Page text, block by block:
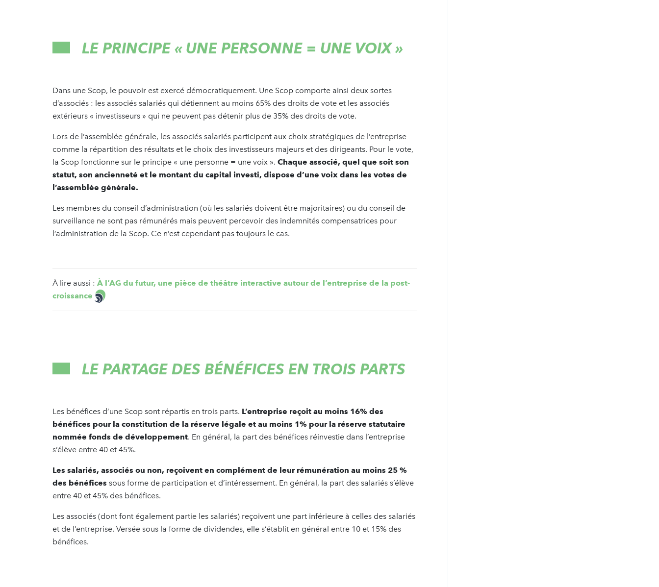
LE PRINCIPE « UNE PERSONNE = UNE VOIX»
Dans une Scop, le pouvoir est exercé démocratiquement. Une Scop comporte ainsi deux sortes
d’associés : les associés salariés qui détiennent au moins 65% des droits de vote et les associés
extérieurs « investisseurs » qui ne peuvent pas détenir plus de 35% des droits de vote.
Lors de l’assemblée générale, les associés salariés participent aux choix stratégiques de l’entreprise
comme la répartition des résultats et le choix des investisseurs majeurs et des dirigeants. Pour le vote,
la Scop fonctionne sur le principe « une personne = une voix ». Chaque associé, quel que soit son
statut, son ancienneté et le montant du capital investi, dispose d’une voix dans les votes de
l’assemblée générale.
Les membres du conseil d’administration (où les salariés doivent être majoritaires) ou du conseil de
surveillance ne sont pas rémunérés mais peuvent percevoir des indemnités compensatrices pour
l’administration de la Scop. Ce n’est cependant pas toujours le cas.
À lire aussi : À l’AG du futur, une pièce de théâtre interactive autour de l’entreprise de la post-
croissance
LE PARTAGE DES BÉNÉFICES EN TROIS PARTS
Les bénéfices d’une Scop sont répartis en trois parts. L’entreprise reçoit au moins 16% des
bénéfices pour la constitution de la réserve légale et au moins 1% pour la réserve statutaire
nommée fonds de développement. En général, la part des bénéfices réinvestie dans l’entreprise
s’élève entre 40 et 45%.
Les salariés, associés ou non, reçoivent en complément de leur rémunération au moins 25 %
des bénéfices sous forme de participation et d’intéressement. En général, la part des salariés s’élève
entre 40 et 45% des bénéfices.
Les associés (dont font également partie les salariés) reçoivent une part inférieure à celles des salariés
et de l’entreprise. Versée sous la forme de dividendes, elle s’établit en général entre 10 et 15% des
bénéfices.